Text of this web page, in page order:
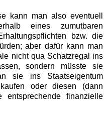
kann man also eventuell
eines zumutbaren
bzw. die
aber dafür kann man
nicht qua Schatzregal ins
sondern müsste sie
sie ins Staatseigentum
oder diesen (dann
entsprechende finanzielle